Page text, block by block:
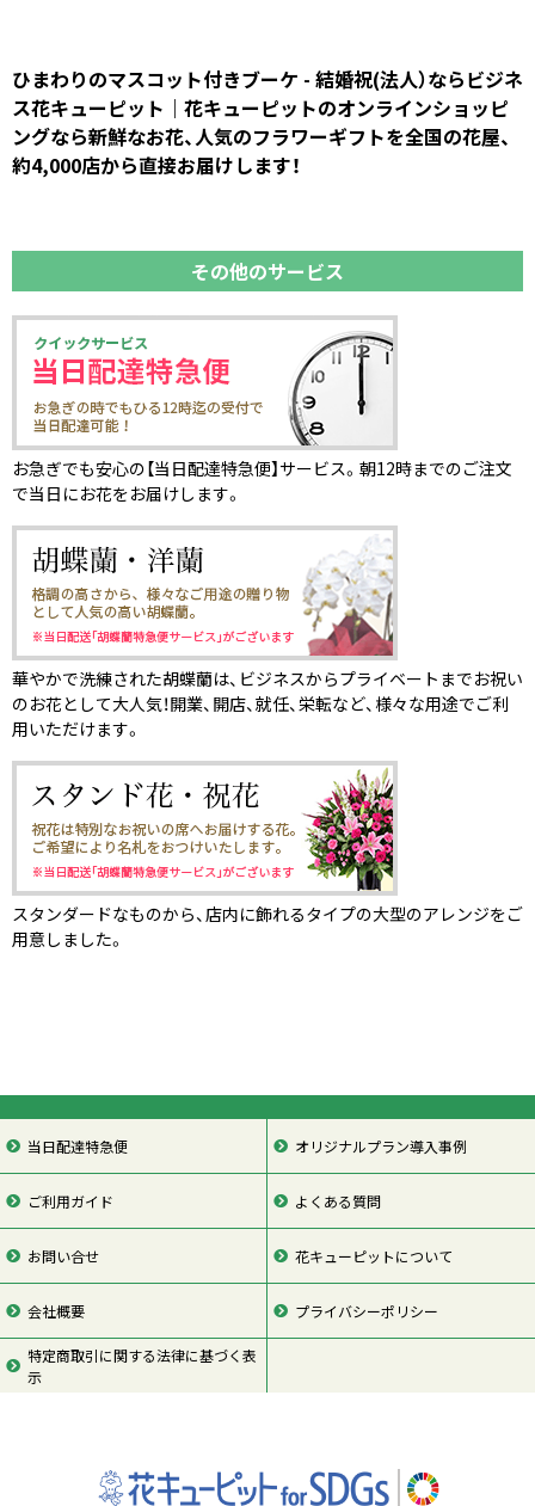
ひまわりのマスコット付きブーケ - 結婚祝(法人）ならビジネ
ス花キューピット｜花キューピットのオンラインショッピ
ングなら新鮮なお花、人気のフラワーギフトを全国の花屋、
約4,000店から直接お届けします！
その他のサービス
お急ぎでも安心の【当日配達特急便】サービス。朝12時までのご注文
で当日にお花をお届けします。
華やかで洗練された胡蝶蘭は、ビジネスからプライベートまでお祝い
のお花として大人気！開業、開店、就任、栄転など、様々な用途でご利
用いただけます。
スタンダードなものから、店内に飾れるタイプの大型のアレンジをご
用意しました。
当日配達特急便 オリジナルプラン導入事例
ご利用ガイド よくある質問
お問い合せ 花キューピットについて
会社概要 プライバシーポリシー
特定商取引に関する法律に基づく表
示